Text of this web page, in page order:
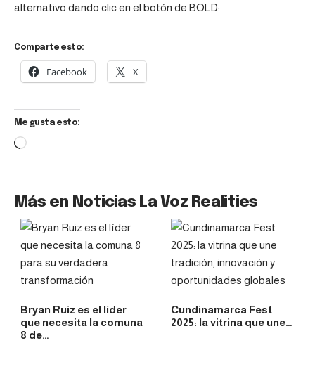
alternativo dando clic en el botón de BOLD:
Comparte esto:
Facebook X
Me gusta esto:
Más en Noticias La Voz Realities
Bryan Ruiz es el líder
que necesita la comuna
8 de…
Cundinamarca Fest
2025: la vitrina que une…